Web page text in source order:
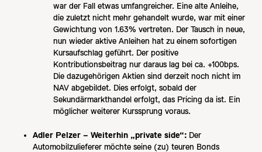
war der Fall etwas umfangreicher. Eine alte Anleihe,
die zuletzt nicht mehr gehandelt wurde, war mit einer
Gewichtung von 1.63% vertreten. Der Tausch in neue,
nun wieder aktive Anleihen hat zu einem sofortigen
Kursaufschlag geführt. Der positive
Kontributionsbeitrag nur daraus lag bei ca. +100bps.
Die dazugehörigen Aktien sind derzeit noch nicht im
NAV abgebildet. Dies erfolgt, sobald der
Sekundärmarkthandel erfolgt, das Pricing da ist. Ein
möglicher weiterer Kurssprung voraus.
Adler Pelzer – Weiterhin „private side“: Der
Automobilzulieferer möchte seine (zu) teuren Bonds